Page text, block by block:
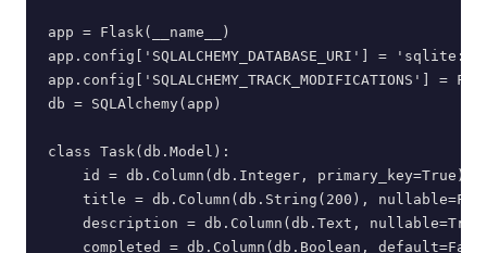
app = Flask(__name__)
app.config['SQLALCHEMY_DATABASE_URI'] =
app.config['SQLALCHEMY_TRACK_MODIFICATIONS'] =
db = SQLAlchemy(app)
class Task(db.Model):
    id = db.Column(db.Integer, primary_key=True)
title = db.Column(db.String(200),
description = db.Column(db.Text,
completed = db.Column(db.Boolean,